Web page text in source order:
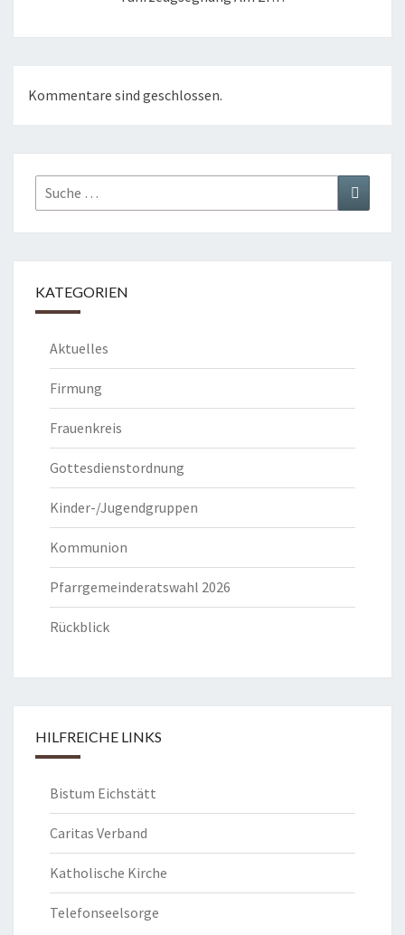
Kommentare sind geschlossen.
Suche
nach:
Suchen
KATEGORIEN
Aktuelles
Firmung
Frauenkreis
Gottesdienstordnung
Kinder-/Jugendgruppen
Kommunion
Pfarrgemeinderatswahl 2026
Rückblick
HILFREICHE LINKS
Bistum Eichstätt
Caritas Verband
Katholische Kirche
Telefonseelsorge